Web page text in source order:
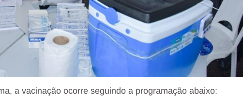
a vacinação ocorre seguindo a programação abaixo: